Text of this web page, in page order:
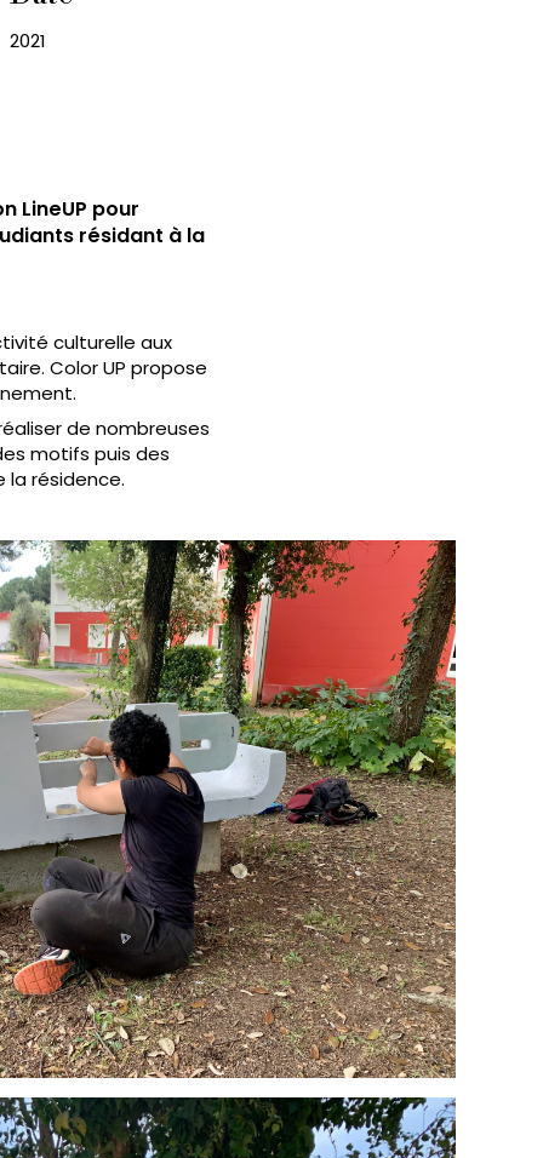
2021
LineUP pour
résidant à la
culturelle aux
Color UP propose
de nombreuses
motifs puis des
la résidence.